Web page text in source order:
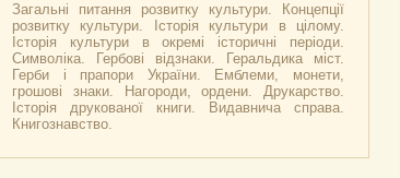
Загальні питання розвитку культури. Концепції
розвитку культури. Історія культури в цілому.
Історія культури в окремі історичні періоди.
Символіка. Гербові відзнаки. Геральдика міст.
Герби і прапори України. Емблеми, монети,
грошові знаки. Нагороди, ордени. Друкарство.
Історія друкованої книги. Видавнича справа.
Книгознавство.